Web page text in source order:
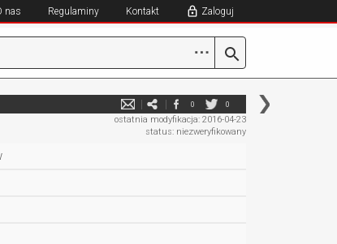
nas Regulaminy Kontakt Zaloguj
⋯
0 0
ostatnia modyfikacja: 2016-04-23
status: niezweryfikowany